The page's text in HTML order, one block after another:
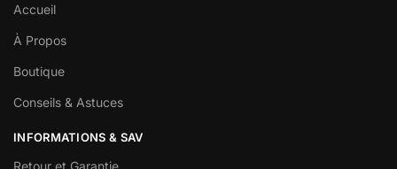
Accueil
À Propos
Boutique
Conseils & Astuces
INFORMATIONS & SAV
Retour et Garantie